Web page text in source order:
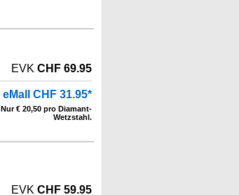
EVK CHF 69.95
eMall CHF 31.95*
Nur € 20,50 pro Diamant-
Wetzstahl.
EVK CHF 59.95